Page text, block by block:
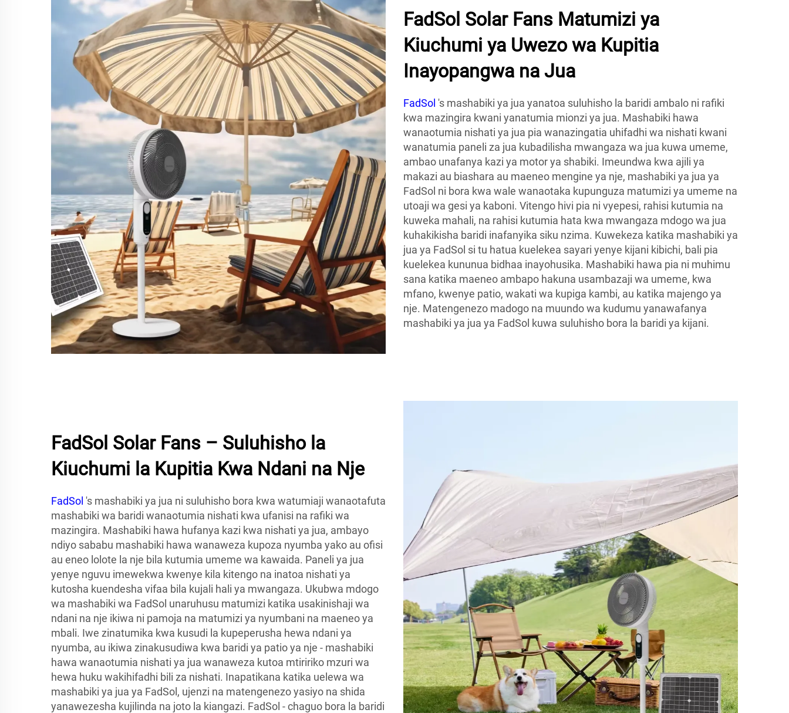
FadSol Solar Fans Matumizi ya
Kiuchumi ya Uwezo wa Kupitia
Inayopangwa na Jua
FadSol 's mashabiki ya jua yanatoa suluhisho la baridi ambalo ni rafiki
kwa mazingira kwani yanatumia mionzi ya jua. Mashabiki hawa
wanaotumia nishati ya jua pia wanazingatia uhifadhi wa nishati kwani
wanatumia paneli za jua kubadilisha mwangaza wa jua kuwa umeme,
ambao unafanya kazi ya motor ya shabiki. Imeundwa kwa ajili ya
makazi au biashara au maeneo mengine ya nje, mashabiki ya jua ya
FadSol ni bora kwa wale wanaotaka kupunguza matumizi ya umeme na
utoaji wa gesi ya kaboni. Vitengo hivi pia ni vyepesi, rahisi kutumia na
kuweka mahali, na rahisi kutumia hata kwa mwangaza mdogo wa jua
kuhakikisha baridi inafanyika siku nzima. Kuwekeza katika mashabiki ya
jua ya FadSol si tu hatua kuelekea sayari yenye kijani kibichi, bali pia
kuelekea kununua bidhaa inayohusika. Mashabiki hawa pia ni muhimu
sana katika maeneo ambapo hakuna usambazaji wa umeme, kwa
mfano, kwenye patio, wakati wa kupiga kambi, au katika majengo ya
nje. Matengenezo madogo na muundo wa kudumu yanawafanya
mashabiki ya jua ya FadSol kuwa suluhisho bora la baridi ya kijani.
FadSol Solar Fans – Suluhisho la
Kiuchumi la Kupitia Kwa Ndani na Nje
FadSol 's mashabiki ya jua ni suluhisho bora kwa watumiaji wanaotafuta
mashabiki wa baridi wanaotumia nishati kwa ufanisi na rafiki wa
mazingira. Mashabiki hawa hufanya kazi kwa nishati ya jua, ambayo
ndiyo sababu mashabiki hawa wanaweza kupoza nyumba yako au ofisi
au eneo lolote la nje bila kutumia umeme wa kawaida. Paneli ya jua
yenye nguvu imewekwa kwenye kila kitengo na inatoa nishati ya
kutosha kuendesha vifaa bila kujali hali ya mwangaza. Ukubwa mdogo
wa mashabiki wa FadSol unaruhusu matumizi katika usakinishaji wa
ndani na nje ikiwa ni pamoja na matumizi ya nyumbani na maeneo ya
mbali. Iwe zinatumika kwa kusudi la kupeperusha hewa ndani ya
nyumba, au ikiwa zinakusudiwa kwa baridi ya patio ya nje - mashabiki
hawa wanaotumia nishati ya jua wanaweza kutoa mtiririko mzuri wa
hewa huku wakihifadhi bili za nishati. Inapatikana katika uelewa wa
mashabiki ya jua ya FadSol, ujenzi na matengenezo yasiyo na shida
yanawezesha kujilinda na joto la kiangazi. FadSol - chaguo bora la baridi